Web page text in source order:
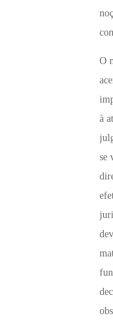
O
à
se